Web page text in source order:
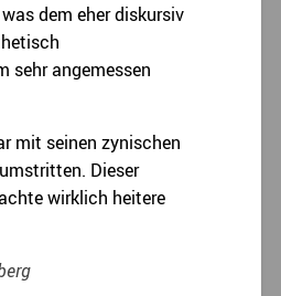
dem eher diskursiv
sehr angemessen
mit seinen zynischen
Dieser
wirklich heitere